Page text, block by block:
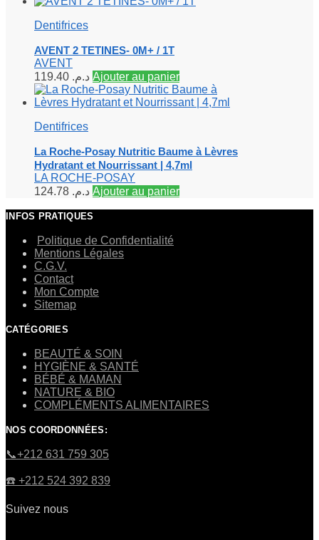
Dentifrices
AVENT 2 TETINES- 0M+ / 1T
AVENT
د.م. Ajouter au panier
Dentifrices
La Roche-Posay Nutritic Baume à Lèvres
Hydratant et Nourrissant | 4,7ml
LA ROCHE-POSAY
د.م. Ajouter au panier
INFOS PRATIQUES
Politique de Confidentialité
Mentions Légales
C.G.V.
Contact
Mon Compte
Sitemap
CATÉGORIES
BEAUTÉ & SOIN
HYGIÈNE & SANTÉ
BÉBÉ & MAMAN
NATURE & BIO
COMPLÉMENTS ALIMENTAIRES
NOS COORDONNÉES:
​📞+212 631 759 305
☎️​ +212 524 392 839
Suivez nous